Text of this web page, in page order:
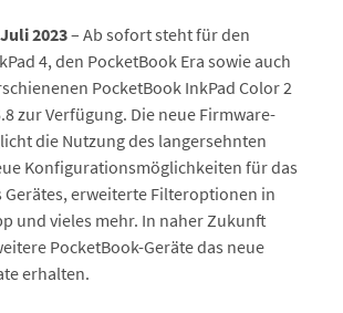
2023– Ab sofort steht für den
4, den PocketBook Era sowie auch
PocketBook InkPad Color 2
zur Verfügung. Die neue Firmware-
die Nutzung des langersehnten
Konfigurationsmöglichkeiten für das
Gerätes, erweiterte Filteroptionen in
und vieles mehr. In naher Zukunft
PocketBook-Geräte das neue
erhalten.